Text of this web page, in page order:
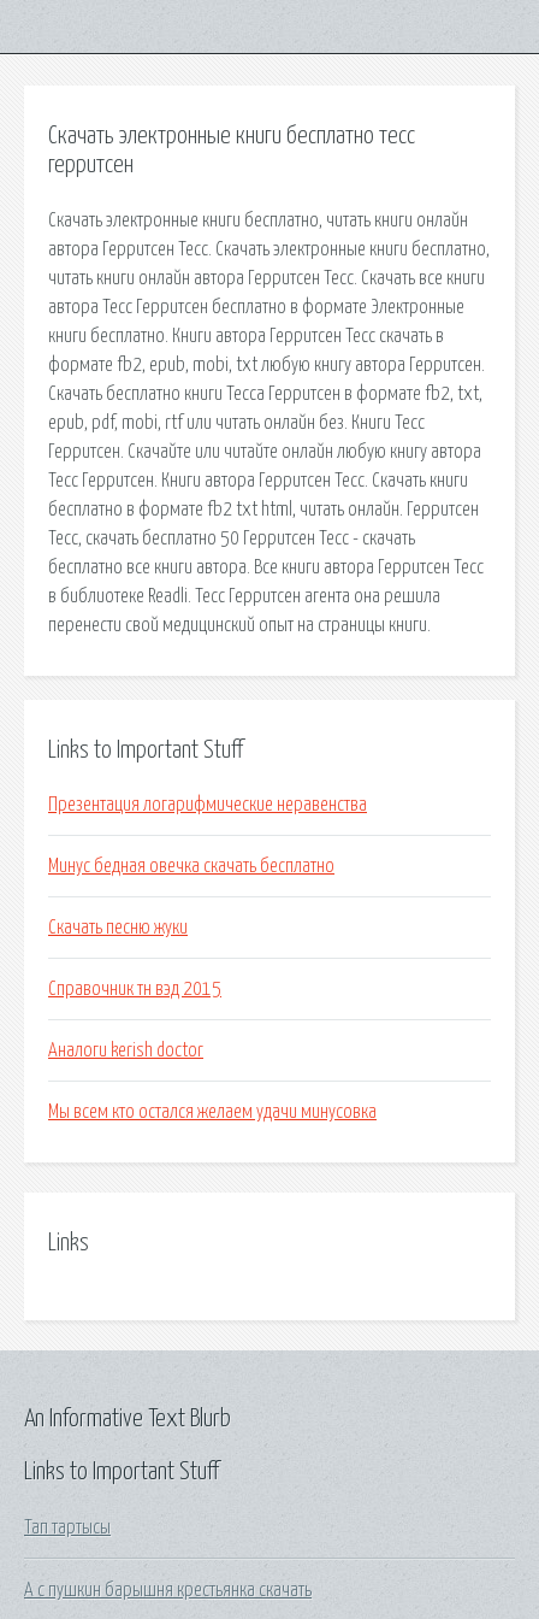
Скачать электронные книги бесплатно тесс
герритсен
Скачать электронные книги бесплатно, читать книги онлайн
автора Герритсен Тесс. Скачать электронные книги бесплатно,
читать книги онлайн автора Герритсен Тесс. Скачать все книги
автора Тесс Герритсен бесплатно в формате Электронные
книги бесплатно. Книги автора Герритсен Тесс скачать в
формате fb2, epub, mobi, txt любую книгу автора Герритсен.
Скачать бесплатно книги Тесса Герритсен в формате fb2, txt,
epub, pdf, mobi, rtf или читать онлайн без. Книги Тесс
Герритсен. Скачайте или читайте онлайн любую книгу автора
Тесс Герритсен. Книги автора Герритсен Тесс. Скачать книги
бесплатно в формате fb2 txt html, читать онлайн. Герритсен
Тесс, скачать бесплатно 50 Герритсен Тесс - скачать
бесплатно все книги автора. Все книги автора Герритсен Тесс
в библиотеке Readli. Тесс Герритсен агента она решила
перенести свой медицинский опыт на страницы книги.
Links to Important Stuff
Презентация логарифмические неравенства
Минус бедная овечка скачать бесплатно
Скачать песню жуки
Справочник тн вэд 2015
Аналоги kerish doctor
Мы всем кто остался желаем удачи минусовка
Links
Links to Important Stuff
Тап тартысы
А с пушкин барышня крестьянка скачать
An Informative Text Blurb